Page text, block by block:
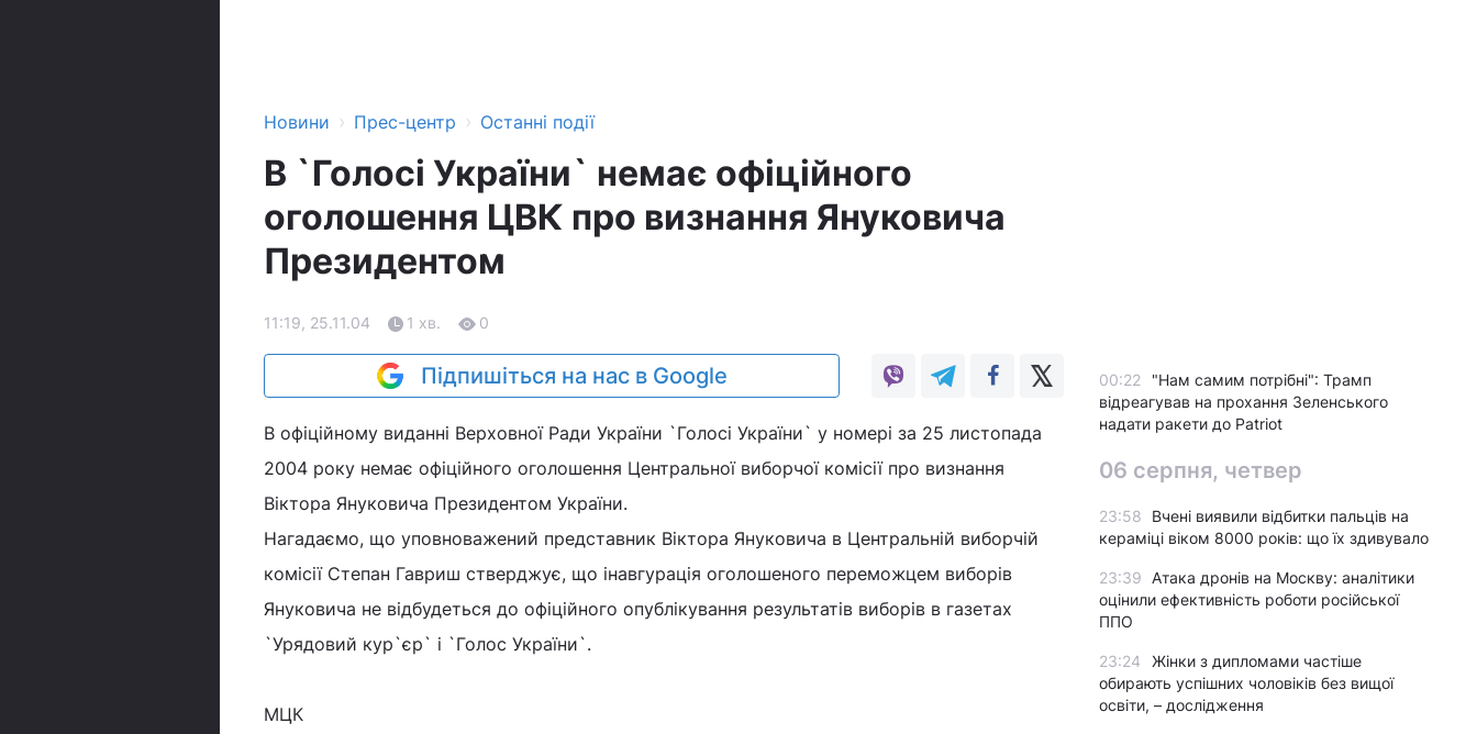
Новини › Прес-центр › Останні події
В `Голосі України` немає офіційного
оголошення ЦВК про визнання Януковича
Президентом
11:19, 25.11.04 1 хв. 0
Підпишіться на нас в Google
В офіційному виданні Верховної Ради України `Голосі України` у номері за 25 листопада
2004 року немає офіційного оголошення Центральної виборчої комісії про визнання
Віктора Януковича Президентом України.
Нагадаємо, що уповноважений представник Віктора Януковича в Центральній виборчій
комісії Степан Гавриш стверджує, що інавгурація оголошеного переможцем виборів
Януковича не відбудеться до офіційного опублікування результатів виборів в газетах
`Урядовий кур`єр` і `Голос України`.
МЦК
00:22
"Нам самим потрібні": Трамп
відреагував на прохання Зеленського
надати ракети до Patriot
06 серпня, четвер
23:58
Вчені виявили відбитки пальців на
кераміці віком 8000 років: що їх здивувало
23:39
Атака дронів на Москву: аналітики
оцінили ефективність роботи російської
ППО
23:24
Жінки з дипломами частіше
обирають успішних чоловіків без вищої
освіти, – дослідження